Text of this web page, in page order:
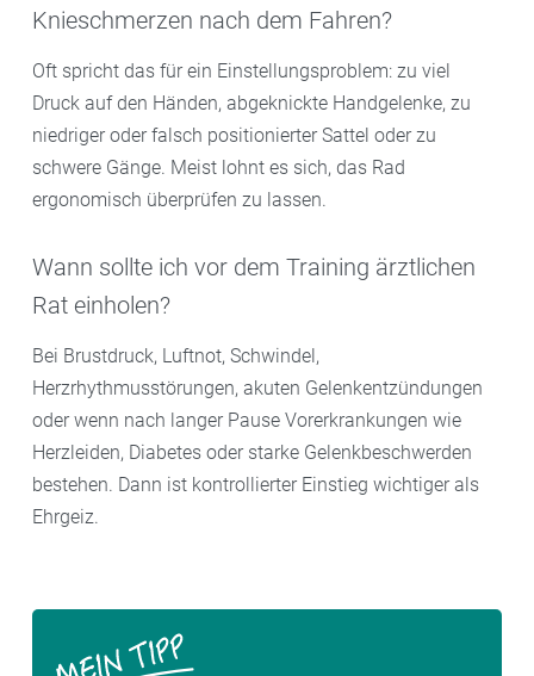
Knieschmerzen nach dem Fahren?
Oft spricht das für ein Einstellungsproblem: zu viel
Druck auf den Händen, abgeknickte Handgelenke, zu
niedriger oder falsch positionierter Sattel oder zu
schwere Gänge. Meist lohnt es sich, das Rad
ergonomisch überprüfen zu lassen.
Wann sollte ich vor dem Training ärztlichen
Rat einholen?
Bei Brustdruck, Luftnot, Schwindel,
Herzrhythmusstörungen, akuten Gelenkentzündungen
oder wenn nach langer Pause Vorerkrankungen wie
Herzleiden, Diabetes oder starke Gelenkbeschwerden
bestehen. Dann ist kontrollierter Einstieg wichtiger als
Ehrgeiz.